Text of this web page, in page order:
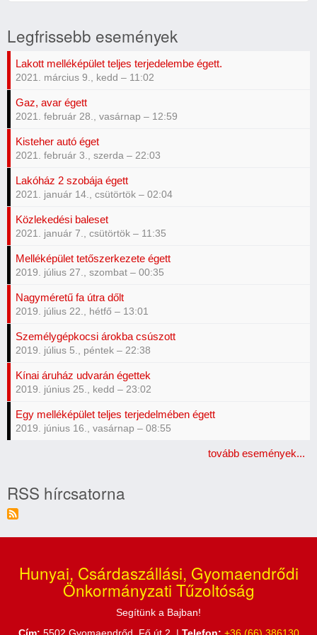
Legfrissebb események
Lakott melléképület teljes terjedelembe égett.
2021. március 9., kedd – 11:02
Gaz, avar égett
2021. február 28., vasárnap – 12:59
Kisteher autó éget
2021. február 3., szerda – 22:03
Lakóház 2 szobája égett
2021. január 14., csütörtök – 02:04
Közlekedési baleset
2021. január 7., csütörtök – 11:35
Melléképület tetőszerkezete égett
2019. július 27., szombat – 00:35
Nagyméretű fa útra dőlt
2019. július 22., hétfő – 13:01
Személygépkocsi árokba csúszott
2019. július 5., péntek – 22:38
Kínai áruház udvarán égettek
2019. június 25., kedd – 23:02
Egy melléképület teljes terjedelmében égett
2019. június 16., vasárnap – 08:55
tovább események...
RSS hírcsatorna
Hunyai, Csárdaszállási, Gyomaendrődi
Önkormányzati Tűzoltóság
Segítünk a Bajban!